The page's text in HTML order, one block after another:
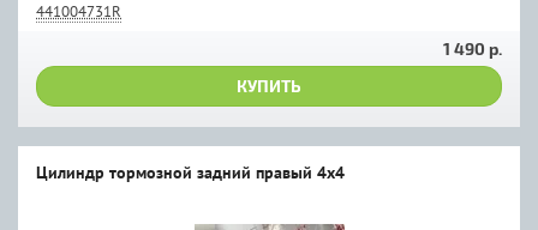
441004731R
1 490 р.
КУПИТЬ
Цилиндр тормозной задний правый 4x4